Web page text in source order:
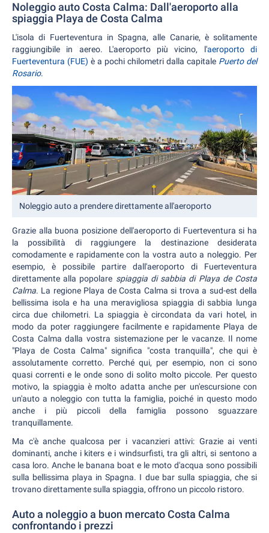
Noleggio auto Costa Calma: Dall'aeroporto alla
spiaggia Playa de Costa Calma
L'isola di Fuerteventura in Spagna, alle Canarie, è solitamente
raggiungibile in aereo. L'aeroporto più vicino, l'aeroporto di
Fuerteventura (FUE) è a pochi chilometri dalla capitale Puerto del
Rosario.
Noleggio auto a prendere direttamente all'aeroporto
Grazie alla buona posizione dell'aeroporto di Fuerteventura si ha
la possibilità di raggiungere la destinazione desiderata
comodamente e rapidamente con la vostra auto a noleggio. Per
esempio, è possibile partire dall'aeroporto di Fuerteventura
direttamente alla popolare spiaggia di sabbia di Playa de Costa
Calma. La regione Playa de Costa Calma si trova a sud-est della
bellissima isola e ha una meravigliosa spiaggia di sabbia lunga
circa due chilometri. La spiaggia è circondata da vari hotel, in
modo da poter raggiungere facilmente e rapidamente Playa de
Costa Calma dalla vostra sistemazione per le vacanze. Il nome
"Playa de Costa Calma" significa "costa tranquilla", che qui è
assolutamente corretto. Perché qui, per esempio, non ci sono
quasi correnti e le onde sono di solito molto piccole. Per questo
motivo, la spiaggia è molto adatta anche per un'escursione con
un'auto a noleggio con tutta la famiglia, poiché in questo modo
anche i più piccoli della famiglia possono sguazzare
tranquillamente.
Ma c'è anche qualcosa per i vacanzieri attivi: Grazie ai venti
dominanti, anche i kiters e i windsurfisti, tra gli altri, si sentono a
casa loro. Anche le banana boat e le moto d'acqua sono possibili
sulla bellissima playa in Spagna. I due bar sulla spiaggia, che si
trovano direttamente sulla spiaggia, offrono un piccolo ristoro.
Auto a noleggio a buon mercato Costa Calma
confrontando i prezzi